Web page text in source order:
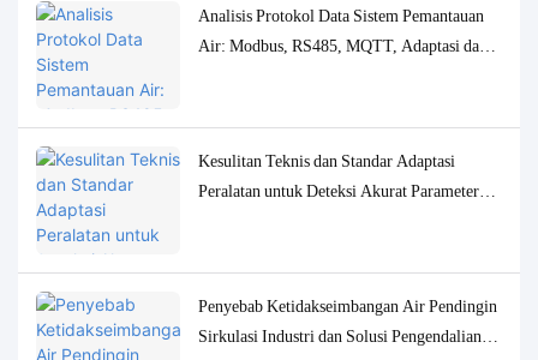
Analisis Protokol Data Sistem Pemantauan
Air: Modbus, RS485, MQTT, Adaptasi dan
Kesulitan Teknis dan Standar Adaptasi
Peralatan untuk Deteksi Akurat Parameter
Penyebab Ketidakseimbangan Air Pendingin
Sirkulasi Industri dan Solusi Pengendalian